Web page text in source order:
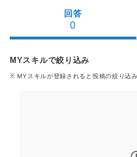
回答
0
MYスキルで絞り込み
※ MYスキルが登録される と投稿の絞り込